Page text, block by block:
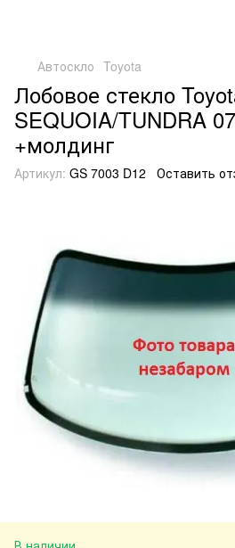
Автоскло Toyota
Лобовое стекло
SEQUOIA/TUNDRA
+молдинг
Артикул: GS 7003 D12 Оставить